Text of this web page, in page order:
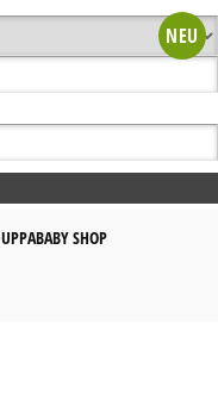
UPPABABY SHOP
NEU